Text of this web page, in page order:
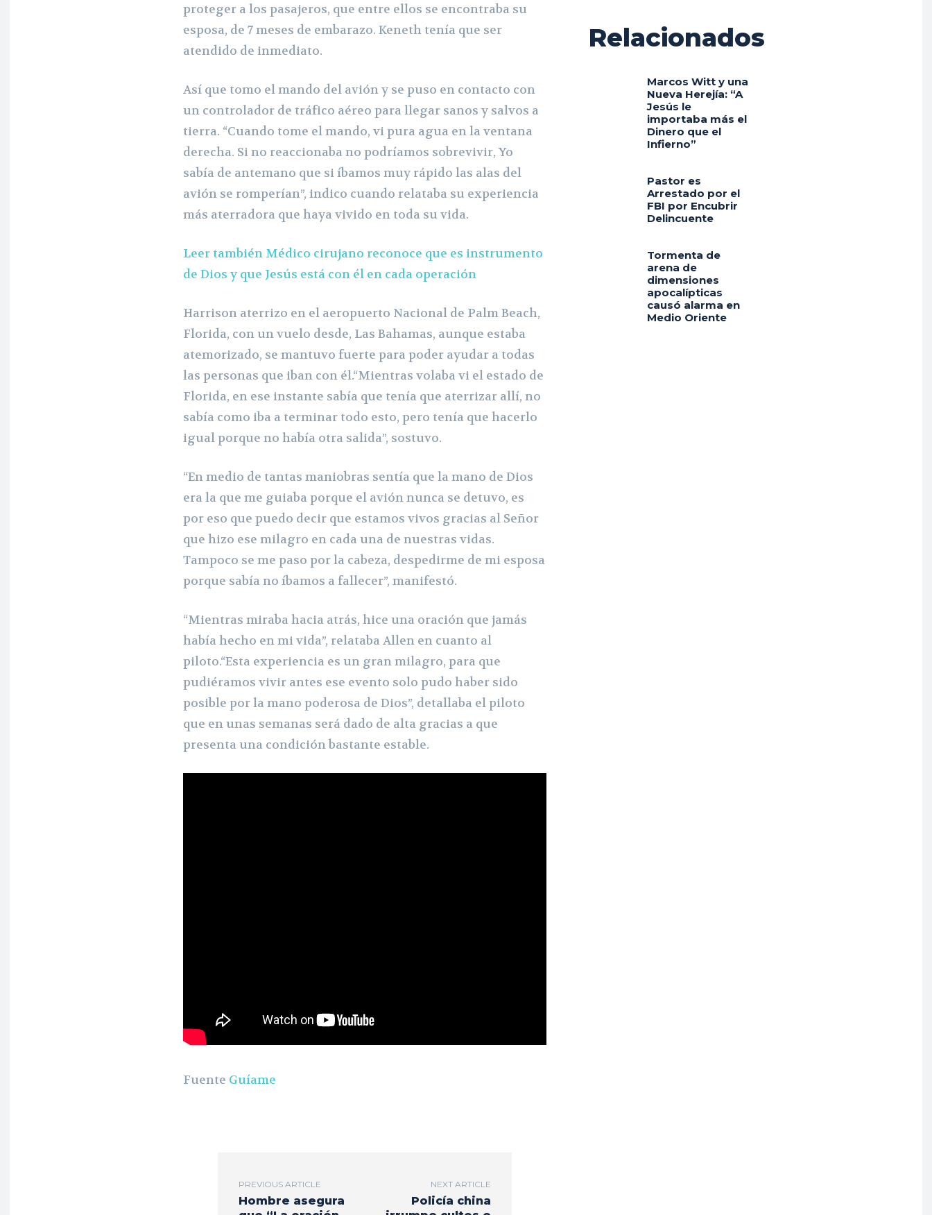
proteger a los pasajeros, que entre ellos se encontraba su
esposa, de 7 meses de embarazo. Keneth tenía que ser
atendido de inmediato.
Así que tomo el mando del avión y se puso en contacto con
un controlador de tráfico aéreo para llegar sanos y salvos a
tierra. “Cuando tome el mando, vi pura agua en la ventana
derecha. Si no reaccionaba no podríamos sobrevivir, Yo
sabía de antemano que si íbamos muy rápido las alas del
avión se romperían”, indico cuando relataba su experiencia
más aterradora que haya vivido en toda su vida.
Leer también Médico cirujano reconoce que es instrumento
de Dios y que Jesús está con él en cada operación
Harrison aterrizo en el aeropuerto Nacional de Palm Beach,
Florida, con un vuelo desde, Las Bahamas, aunque estaba
atemorizado, se mantuvo fuerte para poder ayudar a todas
las personas que iban con él.“Mientras volaba vi el estado de
Florida, en ese instante sabía que tenía que aterrizar allí, no
sabía como iba a terminar todo esto, pero tenía que hacerlo
igual porque no había otra salida”, sostuvo.
“En medio de tantas maniobras sentía que la mano de Dios
era la que me guiaba porque el avión nunca se detuvo, es
por eso que puedo decir que estamos vivos gracias al Señor
que hizo ese milagro en cada una de nuestras vidas.
Tampoco se me paso por la cabeza, despedirme de mi esposa
porque sabía no íbamos a fallecer”, manifestó.
“Mientras miraba hacia atrás, hice una oración que jamás
había hecho en mi vida”, relataba Allen en cuanto al
piloto.“Esta experiencia es un gran milagro, para que
pudiéramos vivir antes ese evento solo pudo haber sido
posible por la mano poderosa de Dios”, detallaba el piloto
que en unas semanas será dado de alta gracias a que
presenta una condición bastante estable.
Fuente Guíame
PREVIOUS ARTICLE
Hombre asegura
NEXT ARTICLE
Policía china
Relacionados
Marcos Witt y una
Nueva Herejía: “A
Jesús le
importaba más el
Dinero que el
Infierno”
Pastor es
Arrestado por el
FBI por Encubrir
Delincuente
Tormenta de
arena de
dimensiones
apocalípticas
causó alarma en
Medio Oriente